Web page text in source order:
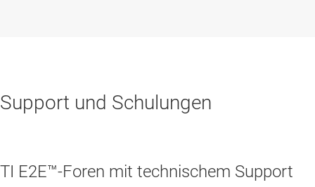
Support und Schulungen
TI E2E™-Foren mit technischem Support